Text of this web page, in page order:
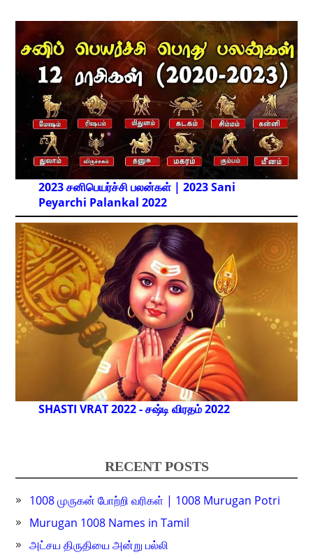
2023 சனிபெயர்ச்சி பலன்கள் | 2023 Sani
Peyarchi Palankal 2022
SHASTI VRAT 2022 - சஷ்டி விரதம் 2022
RECENT POSTS
1008 முருகன் போற்றி வரிகள் | 1008 Murugan Potri
Murugan 1008 Names in Tamil
அட்சய திருதியை அன்று பல்லி